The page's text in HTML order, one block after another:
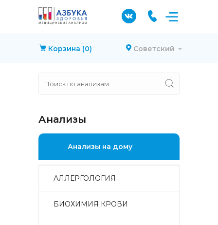
Корзина (0) Советский
Анализы
Анализы на дому
АЛЛЕРГОЛОГИЯ
БИОХИМИЯ КРОВИ